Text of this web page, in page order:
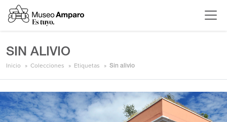
SIN ALIVIO
Inicio Colecciones Etiquetas Sin alivio